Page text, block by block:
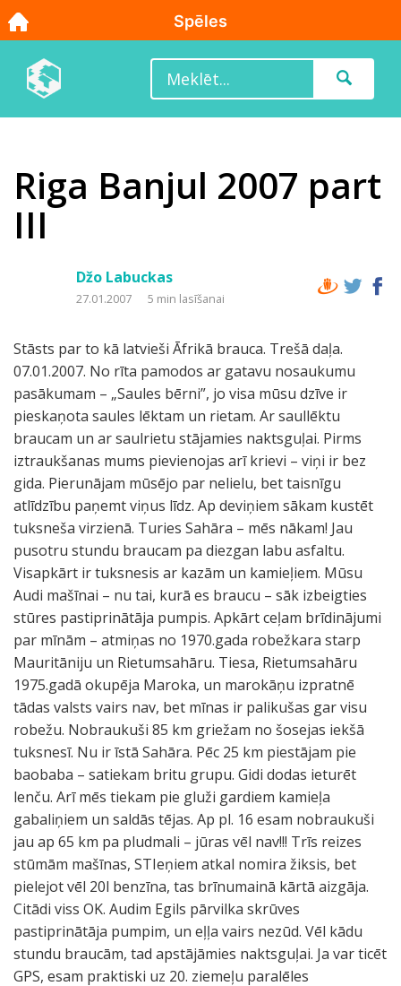
Riga Banjul 2007 part
III
Džo Labuckas
27.01.2007 5 min lasīšanai
Stāsts par to kā latvieši Āfrikā brauca. Trešā daļa.
07.01.2007. No rīta pamodos ar gatavu nosaukumu
pasākumam – „Saules bērni”, jo visa mūsu dzīve ir
pieskaņota saules lēktam un rietam. Ar saullēktu
braucam un ar saulrietu stājamies naktsguļai. Pirms
iztraukšanas mums pievienojas arī krievi – viņi ir bez
gida. Pierunājam mūsējo par nelielu, bet taisnīgu
atlīdzību paņemt viņus līdz. Ap deviņiem sākam kustēt
tuksneša virzienā. Turies Sahāra – mēs nākam! Jau
pusotru stundu braucam pa diezgan labu asfaltu.
Visapkārt ir tuksnesis ar kazām un kamieļiem. Mūsu
Audi mašīnai – nu tai, kurā es braucu – sāk izbeigties
stūres pastiprinātāja pumpis. Apkārt ceļam brīdinājumi
par mīnām – atmiņas no 1970.gada robežkara starp
Mauritāniju un Rietumsahāru. Tiesa, Rietumsahāru
1975.gadā okupēja Maroka, un marokāņu izpratnē
tādas valsts vairs nav, bet mīnas ir palikušas gar visu
robežu. Nobraukuši 85 km griežam no šosejas iekšā
tuksnesī. Nu ir īstā Sahāra. Pēc 25 km piestājam pie
baobaba – satiekam britu grupu. Gidi dodas ieturēt
lenču. Arī mēs tiekam pie gluži gardiem kamieļa
gabaliņiem un saldās tējas. Ap pl. 16 esam nobraukuši
jau ap 65 km pa pludmali – jūras vēl nav!!! Trīs reizes
stūmām mašīnas, STIeņiem atkal nomira žiksis, bet
pielejot vēl 20l benzīna, tas brīnumainā kārtā aizgāja.
Citādi viss OK. Audim Egils pārvilka skrūves
pastiprinātāja pumpim, un eļļa vairs nezūd. Vēl kādu
stundu braucām, tad apstājāmies naktsguļai. Ja var ticēt
GPS, esam praktiski uz 20. ziemeļu paralēles